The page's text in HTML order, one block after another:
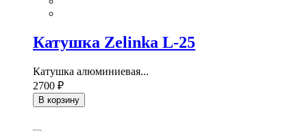
Катушка Zelinka L-25
Катушка алюминиевая...
2700 ₽
В корзину